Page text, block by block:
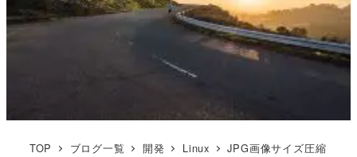
TOP ブログ一覧 開発 Linux
JPG画像サイズ圧縮